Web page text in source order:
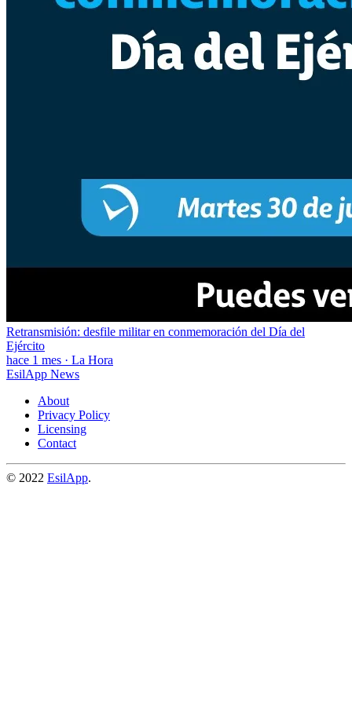
Retransmisión: desfile militar en conmemoración del Día del
Ejército
hace 1 mes · La Hora
EsilApp News
About
Privacy Policy
Licensing
Contact
© 2022 EsilApp.